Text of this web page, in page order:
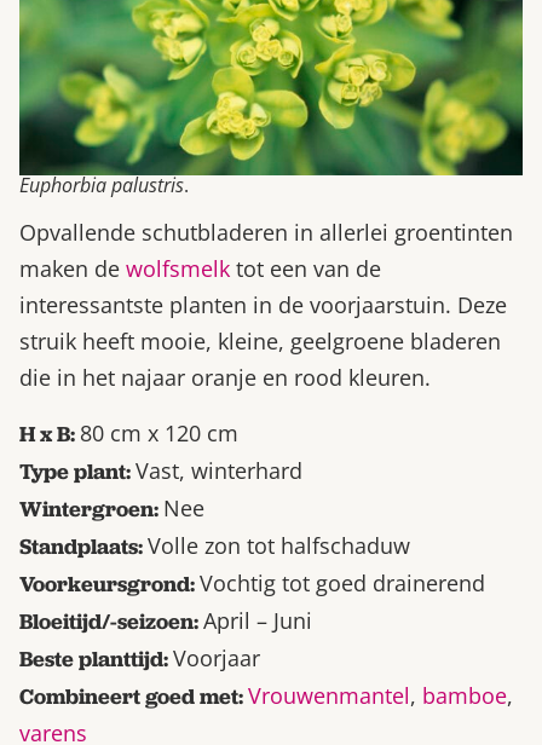
Euphorbia palustris.
Opvallende schutbladeren in allerlei groentinten
maken de wolfsmelk tot een van de
interessantste planten in de voorjaarstuin. Deze
struik heeft mooie, kleine, geelgroene bladeren
die in het najaar oranje en rood kleuren.
H x B: 80 cm x 120 cm
Type plant:Vast, winterhard
Wintergroen: Nee
Standplaats:Volle zon tot halfschaduw
Voorkeursgrond:Vochtig tot goed drainerend
Bloeitijd/-seizoen:April – Juni
Beste planttijd:Voorjaar
Combineert goed met:Vrouwenmantel, bamboe,
varens